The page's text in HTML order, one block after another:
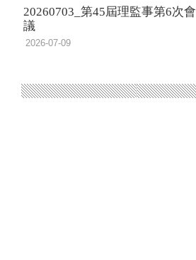
20260703_第45屆理監事第6次會
議
2026-07-09